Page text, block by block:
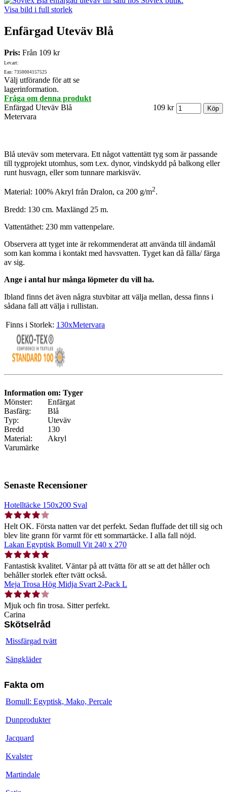
Visa bild i full storlek
Enfärgad Uteväv Blå
Pris: Från 109 kr
Lev.art:
Ean: 7350004157525
Välj utförande för att se
lagerinformation.
Fråga om denna produkt
Enfärgad Uteväv Blå
Metervara
109 kr
Blå uteväv som metervara. Ett något vattentätt tyg som är passande
till tygprojekt utomhus, som t.ex. dynor, vindskydd på balkong eller
runt husvagn, eller som tunnare markisväv.
Material: 100% Akryl från Dralon, ca 200 g/m2.
Bredd: 130 cm. Maxlängd 25 m.
Vattentäthet: 230 mm vattenpelare.
Observera att tyget inte är rekommenderat att använda till ändamål
som kan komma i kontakt med havsvatten. Tyget kan då fälla/ färga
av sig.
Ange i antal hur många löpmeter du vill ha.
Ibland finns det även några stuvbitar att välja mellan, dessa finns i
sådana fall att välja i rullistan.
Finns i Storlek: 130xMetervara
Information om: Tyger
Mönster:
Enfärgat
Basfärg:
Blå
Typ:
Uteväv
Bredd
130
Material:
Akryl
Varumärke
Senaste Recensioner
Hotelltäcke 150x200 Sval
Helt OK. Första natten var det perfekt. Sedan fluffade det till sig och
blev lite grann för varmt för ett sommartäcke. I alla fall nöjd.
Lakan Egyptisk Bomull Vit 240 x 270
Fantastisk kvalitet. Väntar på att tvätta för att se att det håller och
behåller storlek efter tvätt också.
Meja Trosa Hög Midja Svart 2-Pack L
Mjuk och fin trosa. Sitter perfekt.
Carina
Skötselråd
Missfärgad tvätt
Sängkläder
Fakta om
Bomull: Egyptisk, Mako, Percale
Dunprodukter
Jacquard
Kvalster
Martindale